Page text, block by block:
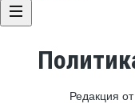
Редакция